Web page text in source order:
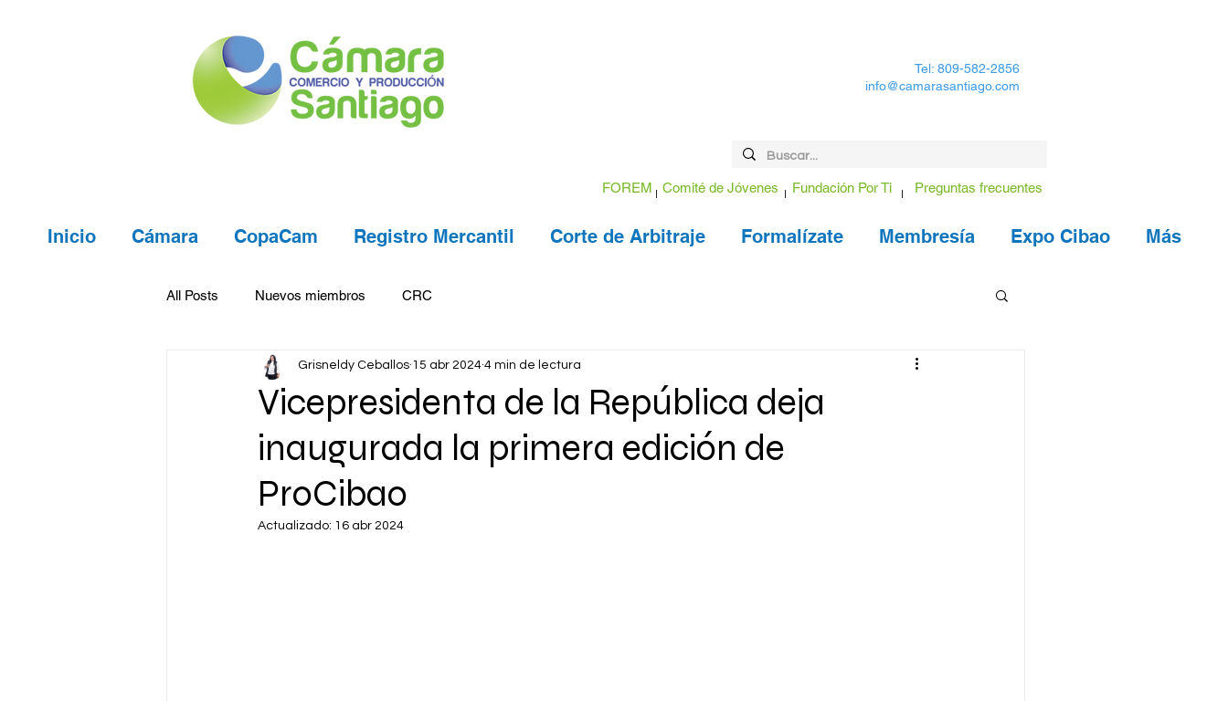
Tel: 809-582-2856
info@camarasantiago.com
FOREM Comité de Jóvenes Fundación Por Ti Preguntas frecuentes
Inicio Cámara CopaCam Registro Mercantil Corte de Arbitraje Formalízate Membresía Expo Cibao Más
All Posts Nuevos miembros CRC
Vicepresidenta de la República deja
inaugurada la primera edición de
ProCibao
Grisneldy Ceballos 15 abr 2024 4 min de lectura
Actualizado: 16 abr 2024